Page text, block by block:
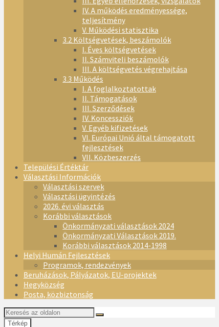
IV. A működés eredményessége,
teljesítmény
V. Működési statisztika
3.2 Költségvetések, beszámolók
I. Éves költségvetések
II. Számviteli beszámolók
III. A költségvetés végrehajtása
3.3 Működés
I. A foglalkoztatottak
II. Támogatások
III. Szerződések
IV. Koncessziók
V. Egyéb kifizetések
VI. Európai Unió által támogatott
fejlesztések
VII. Közbeszerzés
Települési Értéktár
Választási Információk
Választási szervek
Választási ügyintézés
2026. évi választás
Korábbi választások
Önkormányzati választások 2024
Önkormányzati Választások 2019.
Korábbi választások 2014-1998
Helyi Humán Fejlesztések
Programok, rendezvények
Beruházások, Pályázatok, EU-projektek
Hegyközség
Posta, közbiztonság
Térkép